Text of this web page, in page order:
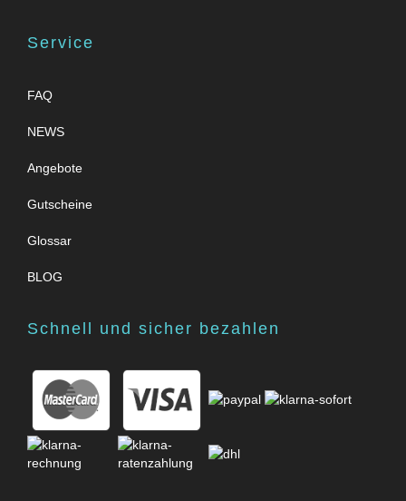
Service
FAQ
NEWS
Angebote
Gutscheine
Glossar
BLOG
Schnell und sicher bezahlen